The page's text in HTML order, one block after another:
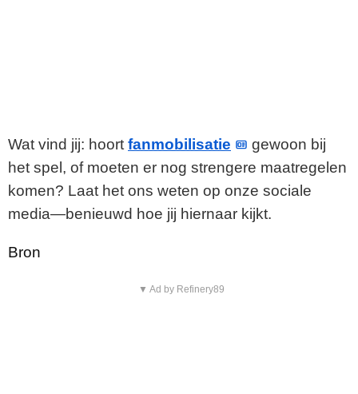
Wat vind jij: hoort fanmobilisatie
gewoon bij
het spel, of moeten er nog strengere maatregelen
komen? Laat het ons weten op onze sociale
media—benieuwd hoe jij hiernaar kijkt.
Bron
▼ Ad by Refinery89